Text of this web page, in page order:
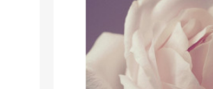
81 wyświetlenia
Romantyczny ogród to
miejsce, w którym natura
spotyka się z emocjami.
Delikatne kolory, miękkie